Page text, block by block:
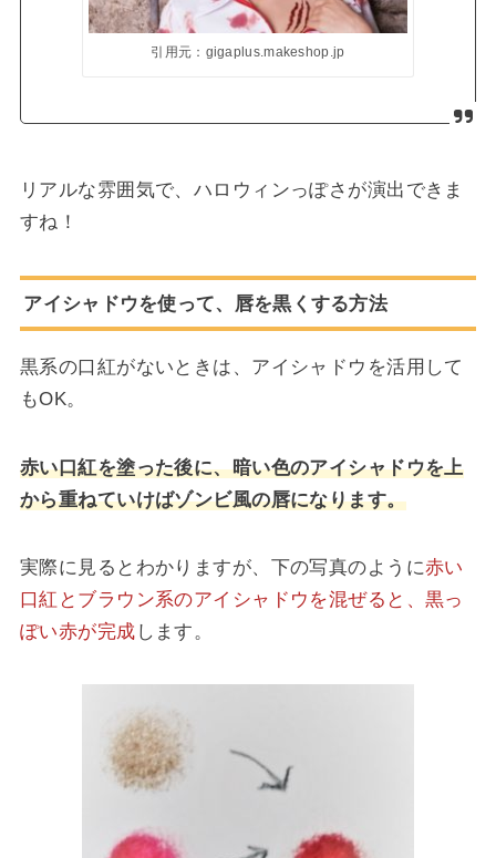
引用元：gigaplus.makeshop.jp
リアルな雰囲気で、ハロウィンっぽさが演出できま
すね！
アイシャドウを使って、唇を黒くする方法
黒系の口紅がないときは、アイシャドウを活用して
もOK。
赤い口紅を塗った後に、暗い色のアイシャドウを上
から重ねていけばゾンビ風の唇になります。
実際に見るとわかりますが、下の写真のように赤い
口紅とブラウン系のアイシャドウを混ぜると、黒っ
ぽい赤が完成 します。